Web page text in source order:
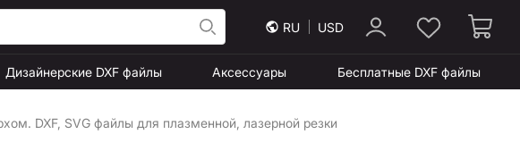
RU USD
Дизайнерские DXF файлы Аксессуары Бесплатные DXF файлы
DXF, SVG файлы для плазменной, лазерной резки